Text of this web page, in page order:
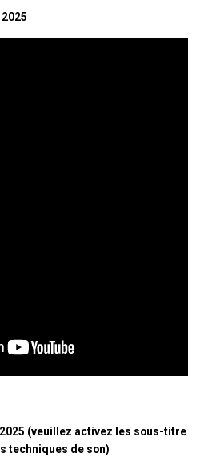
(veuillez activez les sous-titre
techniques de son)